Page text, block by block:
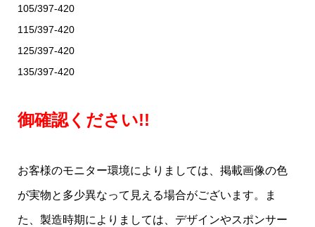
105/397-420
115/397-420
125/397-420
135/397-420
御確認ください!!
お客様のモニター環境によりましては、掲載画像の色
が実物と多少異なって見える場合がございます。ま
た、製造時期によりましては、デザインやスポンサー